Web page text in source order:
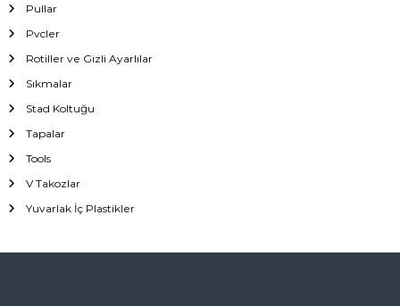
Pullar
Pvcler
Rotiller ve Gizli Ayarlılar
Sıkmalar
Stad Koltuğu
Tapalar
Tools
V Takozlar
Yuvarlak İç Plastikler